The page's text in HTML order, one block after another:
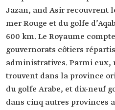
Jazan, and Asir recouvrent
mer Rouge et du golfe
600 km. Le Royaume
gouvernorats côtiers
administratives. Parmi eux,
trouvent dans la province
du golfe Arabe, et dix-neuf
dans cinq autres provinces